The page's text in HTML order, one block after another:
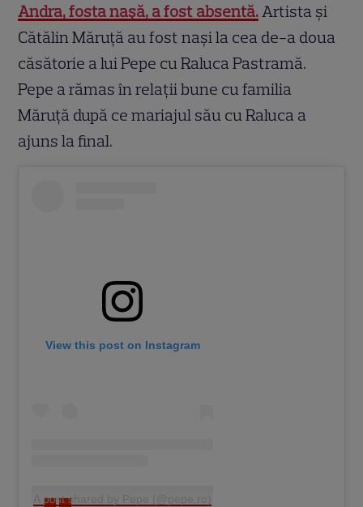
Andra, fosta nașă, a fost absentă. Artista și
Cătălin Măruță au fost nași la cea de-a doua
căsătorie a lui Pepe cu Raluca Pastramă.
Pepe a rămas în relații bune cu familia
Măruță după ce mariajul său cu Raluca a
ajuns la final.
View this post on Instagram
A post shared by Pepe (@pepe.ro)